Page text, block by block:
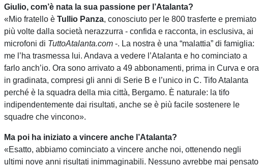
Giulio, com’è nata la sua passione per l’Atalanta?
«Mio fratello èTullio Panza, conosciuto per le 800 trasferte e premiato
più volte dalla società nerazzurra - confida e racconta, in esclusiva, ai
microfoni di TuttoAtalanta.com -. La nostra è una “malattia” di famiglia:
me l’ha trasmessa lui. Andava a vedere l’Atalanta e ho cominciato a
farlo anch’io. Ora sono arrivato a 49 abbonamenti, prima in Curva e ora
in gradinata, compresi gli anni di Serie B e l’unico in C. Tifo Atalanta
perché è la squadra della mia città, Bergamo. È naturale: la tifo
indipendentemente dai risultati, anche se è più facile sostenere le
squadre che vincono».
Ma poi ha iniziato a vincere anche l’Atalanta?
«Esatto, abbiamo cominciato a vincere anche noi, ottenendo negli
ultimi nove anni risultati inimmaginabili. Nessuno avrebbe mai pensato